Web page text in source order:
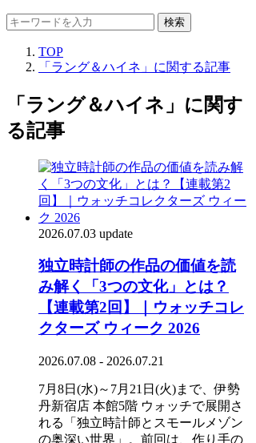
検索
TOP
「ラング＆ハイネ」に関する記事
「ラング＆ハイネ」に関す
る記事
2026.07.03 update
独立時計師の作品の価値を読
み解く「3つの文化」とは？
【連載第2回】｜ウォッチコレ
クターズ ウィーク 2026
2026.07.08 - 2026.07.21
7月8日(水)～7月21日(火)まで、伊勢
丹新宿店 本館5階 ウォッチで展開さ
れる「独立時計師とスモールメゾン
の奥深い世界」。前回は、作り手の